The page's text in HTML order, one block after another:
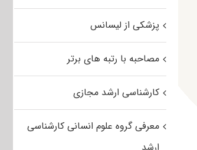
پزشکی از لیسانس
مصاحبه با رتبه های برتر
کارشناسی ارشد مجازی
معرفی گروه علوم انسانی کارشناسی